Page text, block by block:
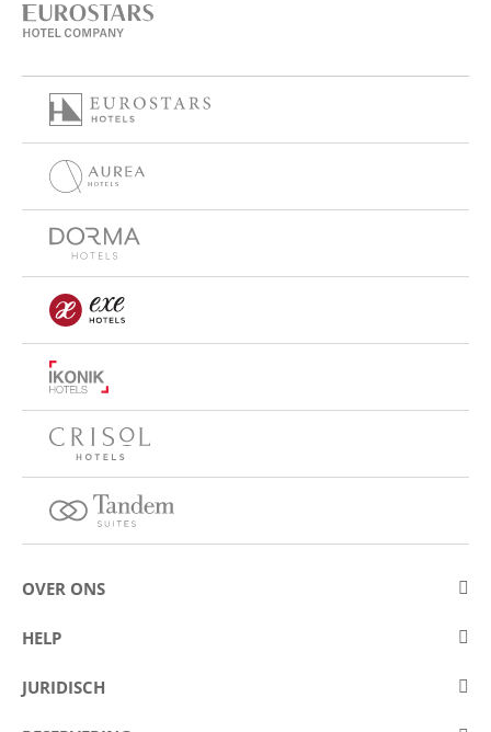
OVER ONS
Over Eurostars Hotel Company
Wedstrijden
HELP
Contact opnemen
JURIDISCH
Juridische mededeling